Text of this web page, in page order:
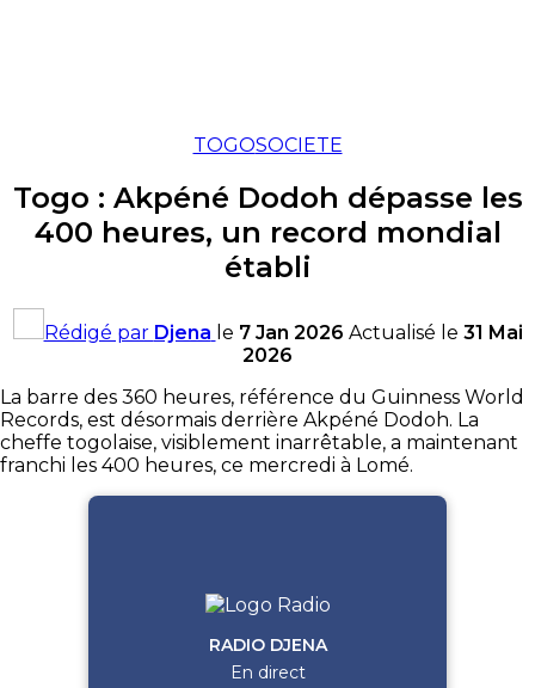
TOGOSOCIETE
Togo : Akpéné Dodoh dépasse les
400 heures, un record mondial
établi
Rédigé par Djena le 7 Jan 2026 Actualisé le 31 Mai
2026
La barre des 360 heures, référence du Guinness World
Records, est désormais derrière Akpéné Dodoh. La
cheffe togolaise, visiblement inarrêtable, a maintenant
franchi les 400 heures, ce mercredi à Lomé.
RADIO DJENA
En direct